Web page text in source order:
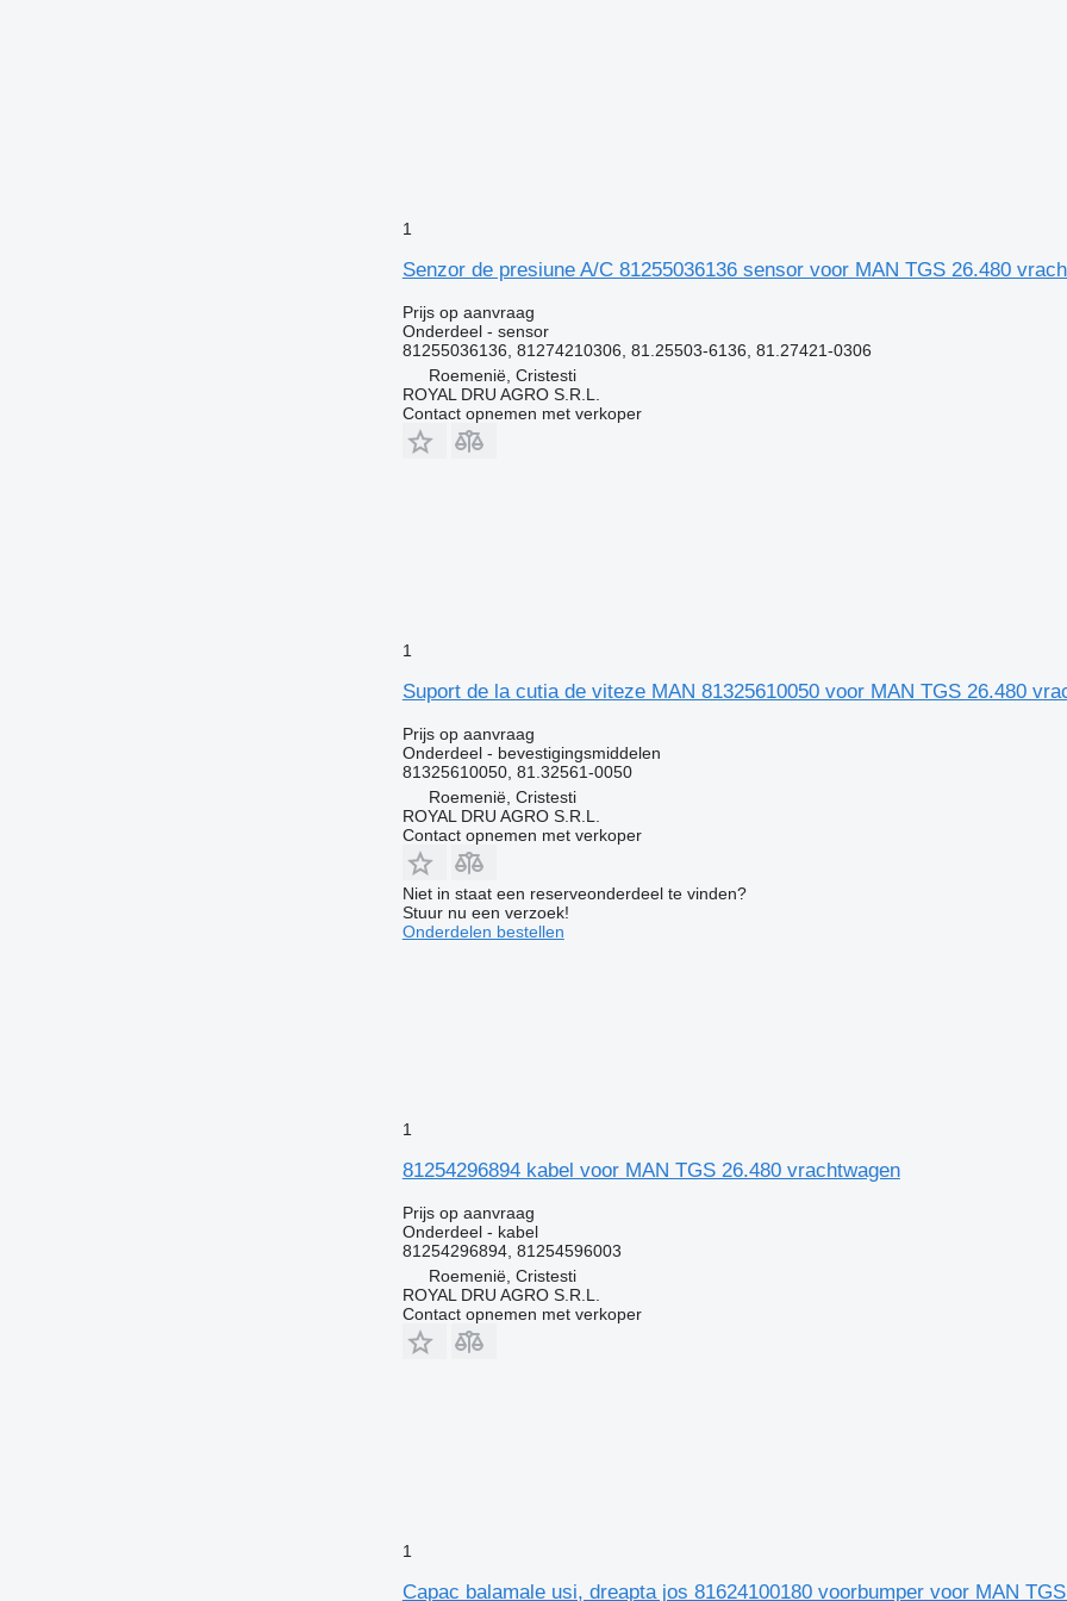
1
Senzor de presiune A/C 81255036136 sensor voor MAN TGS 26.480
Prijs op aanvraag
Onderdeel - sensor
81255036136, 81274210306, 81.25503-6136, 81.27421-0306
Roemenië, Cristesti
ROYAL DRU AGRO S.R.L.
Contact opnemen met verkoper
1
Suport de la cutia de viteze MAN 81325610050 voor MAN TGS 26.480
Prijs op aanvraag
Onderdeel - bevestigingsmiddelen
81325610050, 81.32561-0050
Roemenië, Cristesti
ROYAL DRU AGRO S.R.L.
Contact opnemen met verkoper
Niet in staat een reserveonderdeel te vinden?
Stuur nu een verzoek!
Onderdelen bestellen
1
81254296894 kabel voor MAN TGS 26.480 vrachtwagen
Prijs op aanvraag
Onderdeel - kabel
81254296894, 81254596003
Roemenië, Cristesti
ROYAL DRU AGRO S.R.L.
Contact opnemen met verkoper
1
Capac balamale usi, dreapta jos 81624100180 voorbumper voor MAN